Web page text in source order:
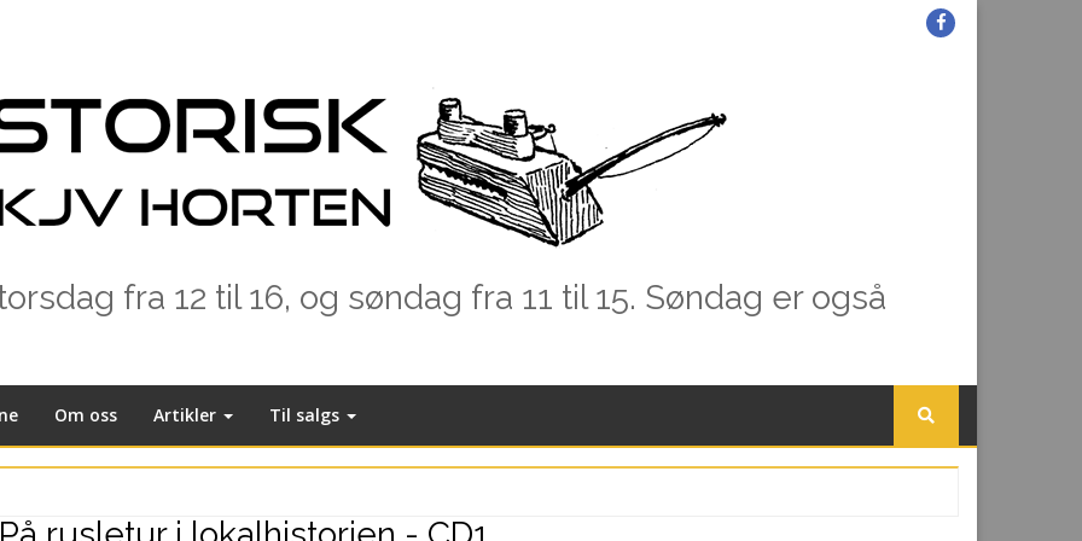
Facebook
fra 12 til 16, og søndag fra 11 til 15. Søndag er også
Om oss Artikler Til salgs